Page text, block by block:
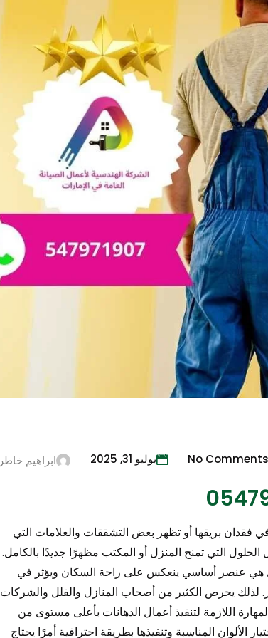
ابراهيم خاطر يوليو 31, 2025 No Comments
بريقها أو تظهر بعض التشققات والعلامات التي
التي تمنح المنزل أو المكتب مظهرًا جديدًا بالكامل.
هي عنصر أساسي ينعكس على راحة السكان ويؤثر في
لذلك يحرص الكثير من أصحاب المنازل والفلل والشركات
اللازمة لتنفيذ أعمال الدهانات بأعلى مستوى من
الألوان المناسبة وتنفيذها بطريقة احترافية أمرًا يحتاج